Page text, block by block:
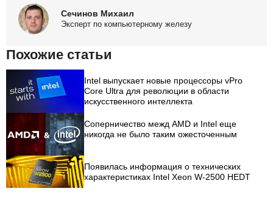
Сечинов Михаил
Эксперт по компьютерному железу
Похожие статьи
Intel выпускает новые процессоры vPro
Core Ultra для революции в области
искусственного интеллекта
Соперничество межд AMD и Intel еще
никогда не было таким ожесточенным
Появилась информация о технических
характеристиках Intel Xeon W-2500 HEDT